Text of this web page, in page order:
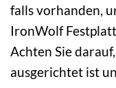
falls vorhanden,
IronWolf
Achten Sie
ausgerichtet ist